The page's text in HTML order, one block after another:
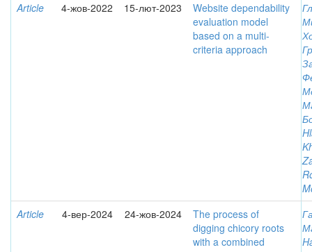
Article
4-жов-2022 15-лют-2023
Website dependability
evaluation model
based on a multi-
criteria approach
Article
4-вер-2024 24-жов-2024
The process of
digging chicory roots
with a combined